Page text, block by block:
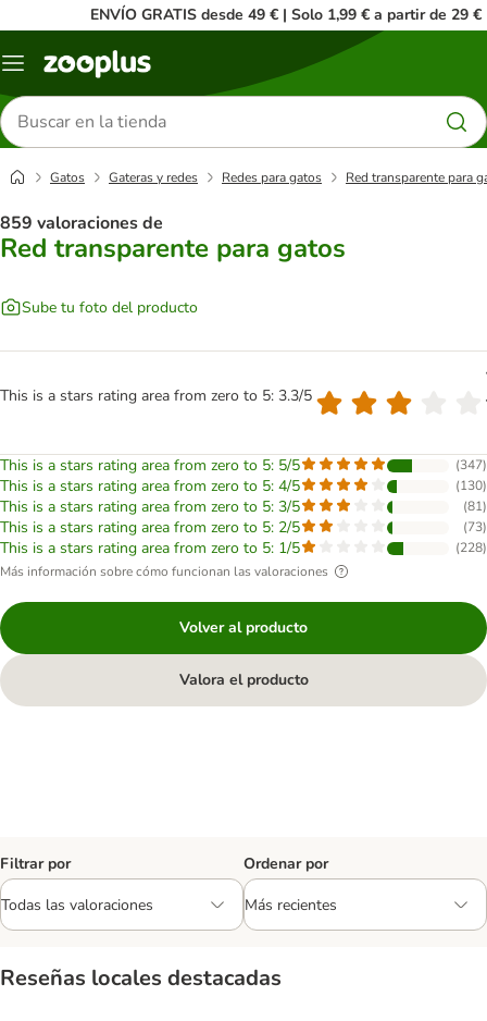
ENVÍO GRATIS desde 49 € | Solo 1,99 € a partir de 29 €
Menú
Buscar
productos
Gatos Gateras y redes Redes para gatos Red transparente para
859 valoraciones de
Red transparente para gatos
Sube tu foto del producto
This is a stars rating area from zero to 5: 3.3/5
This is a stars rating area from zero to 5: 5/5 (347)
This is a stars rating area from zero to 5: 4/5 (130)
This is a stars rating area from zero to 5: 3/5 (81)
This is a stars rating area from zero to 5: 2/5 (73)
This is a stars rating area from zero to 5: 1/5 (228)
Más información sobre cómo funcionan las valoraciones
Volver al producto
Valora el producto
Filtrar por Ordenar por
Reseñas locales destacadas